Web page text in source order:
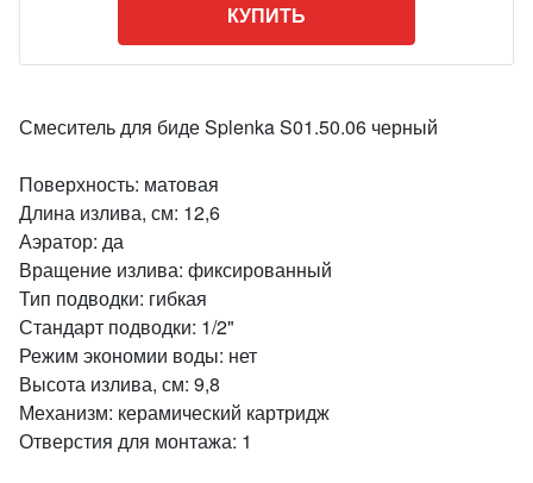
КУПИТЬ
Смеситель для биде Splenka S01.50.06 черный
Поверхность: матовая
Длина излива, см: 12,6
Аэратор: да
Вращение излива: фиксированный
Тип подводки: гибкая
Стандарт подводки: 1/2"
Режим экономии воды: нет
Высота излива, см: 9,8
Механизм: керамический картридж
Отверстия для монтажа: 1